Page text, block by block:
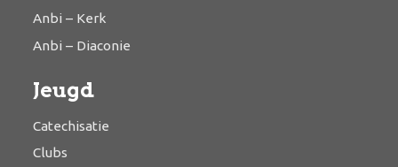
Anbi – Kerk
Anbi – Diaconie
Jeugd
Catechisatie
Clubs